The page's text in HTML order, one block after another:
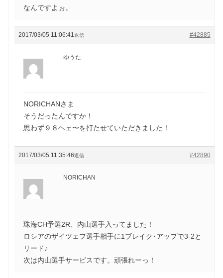
なんですよぉ。
2017/03/05 11:06:41 #42885
返信
ゆうた
NORICHANさま
そうだったんですか！
思わず９８ヘェ〜を打たせていただきました！
2017/03/05 11:35:46 #42890
返信
NORICHAN
珠海CH予選2R、内山選手入ってました！
ロシアのザイツェフ選手相手に1ブレイク･アップで3-2と
リード♪
次は内山選手サービスです。頑張れーっ！